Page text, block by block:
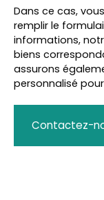
Dans ce cas,
remplir le
informations,
biens
assurons
personnalisé
Contactez-